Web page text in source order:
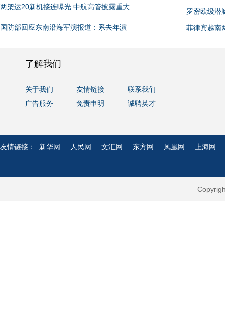
两架运20新机接连曝光 中航高管披露重大
国防部回应东南沿海军演报道：系去年演
罗密欧级潜
菲律宾越南
了解我们
关于我们 友情链接
联系我们
广告服务
免责申明 诚聘英才
友情链接： 新华网 人民网 文汇网 东方网 凤凰网 上海网